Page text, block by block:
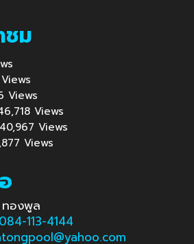
ชม
Views
Views
Views
Views
Views
องพูล
084-113-4144